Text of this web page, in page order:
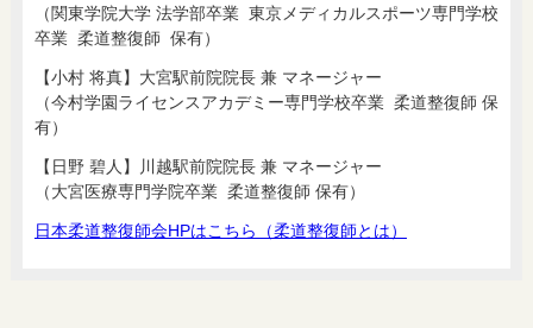
（関東学院大学 法学部卒業 東京メディカルスポーツ専門学校
卒業 柔道整復師 保有）
【小村 将真】大宮駅前院院長 兼 マネージャー
（今村学園ライセンスアカデミー専門学校卒業 柔道整復師 保
有）
【日野 碧人】川越駅前院院長 兼 マネージャー
（大宮医療専門学院卒業 柔道整復師 保有）
日本柔道整復師会HPはこちら（柔道整復師とは）